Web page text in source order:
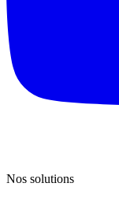
Nos solutions